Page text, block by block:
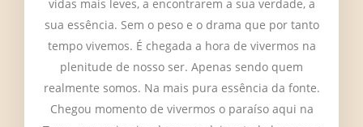
vidas mais leves, a encontrarem a sua verdade, a
sua essência. Sem o peso e o drama que por tanto
tempo vivemos. É chegada a hora de vivermos na
plenitude de nosso ser. Apenas sendo quem
realmente somos. Na mais pura essência da fonte.
Chegou momento de vivermos o paraíso aqui na